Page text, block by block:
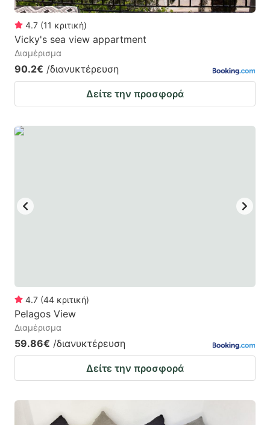
4.7 (11 κριτική)
Vicky's sea view appartment
Διαμέρισμα
90.2€ /διανυκτέρευση
Δείτε την προσφορά
4.7 (44 κριτική)
Pelagos View
Διαμέρισμα
59.86€ /διανυκτέρευση
Δείτε την προσφορά